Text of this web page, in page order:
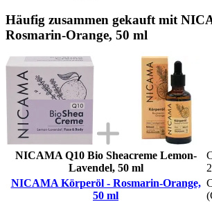
Häufig zusammen gekauft mit
Rosmarin-Orange, 50 ml
NICAMA Q10 Bio Sheacreme Lemon-
Lavendel, 50 ml
NICAMA Körperöl - Rosmarin-Orange,
50 ml